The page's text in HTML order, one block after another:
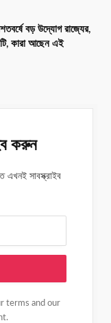
বড় উদ্যোগ রাজ্যের,
কারা আছেন এই
করুন
এখনই সাবস্ক্রাইব
terms and our